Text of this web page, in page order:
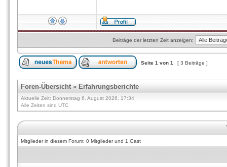
Beiträge der letzten Zeit anzeigen:
Seite 1 von 1 [ 3 Beiträge ]
Foren-Übersicht» Erfahrungsberichte
Aktuelle Zeit: Donnerstag 6. August 2026, 17:34
Alle Zeiten sind UTC
Mitglieder in diesem Forum: 0 Mitglieder und 1 Gast